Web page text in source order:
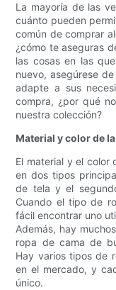
La mayoría de las
cuánto pueden
común de comprar
¿cómo te aseguras
las cosas en las
nuevo, asegúrese
adapte a sus
compra, ¿por qué
nuestra colección?
Material y color de
El material y el color
en dos tipos
de tela y el
Cuando el tipo de
fácil encontrar uno
Además, hay
ropa de cama de
Hay varios tipos de
en el mercado, y
único.